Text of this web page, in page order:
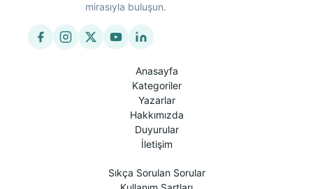
mirasıyla buluşun.
Anasayfa
Kategoriler
Yazarlar
Hakkımızda
Duyurular
İletişim
Sıkça Sorulan Sorular